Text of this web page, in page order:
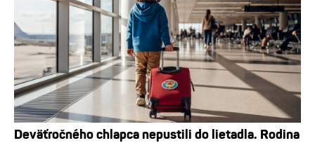
Deväťročného chlapca nepustili do lietadla. Rodina